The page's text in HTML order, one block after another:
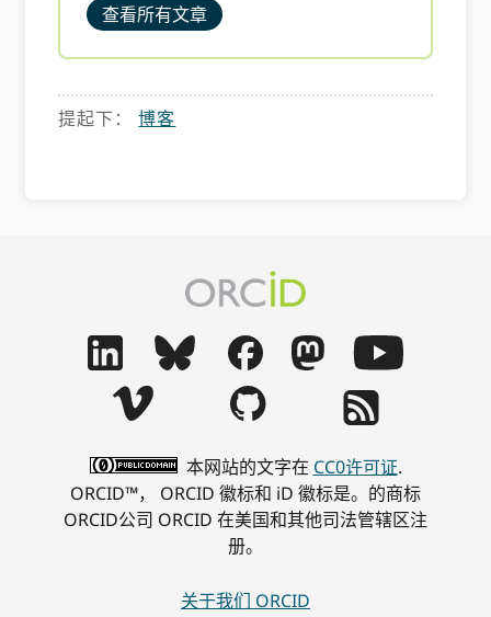
查看所有文章
提起下：博客
本网站的文字在 CC0许可证.
ORCID™， ORCID 徽标和 iD 徽标是。的商标
ORCID公司 ORCID 在美国和其他司法管辖区注
册。
关于我们 ORCID